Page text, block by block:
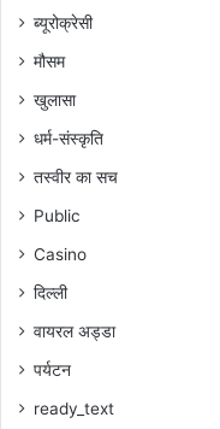
ब्यूरोक्रेसी
मौसम
खुलासा
धर्म-संस्कृति
तस्वीर का सच
Public
Casino
दिल्ली
वायरल अड्डा
पर्यटन
ready_text